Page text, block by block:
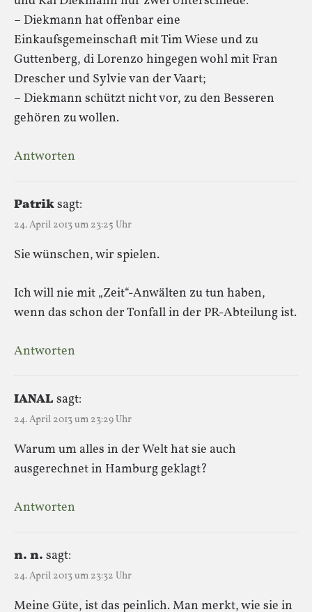
– Diekmann hat offenbar eine
Einkaufsgemeinschaft mit Tim Wiese und zu
Guttenberg, di Lorenzo hingegen wohl mit Fran
Drescher und Sylvie van der Vaart;
– Diekmann schützt nicht vor, zu den Besseren
gehören zu wollen.
Antworten
Patriksagt:
24. April 2013 um 23:25 Uhr
Sie wünschen, wir spielen.
Ich will nie mit „Zeit“-Anwälten zu tun haben,
wenn das schon der Tonfall in der PR-Abteilung ist.
Antworten
IANALsagt:
24. April 2013 um 23:29 Uhr
Warum um alles in der Welt hat sie auch
ausgerechnet in Hamburg geklagt?
Antworten
n. n. sagt:
24. April 2013 um 23:32 Uhr
Meine Güte, ist das peinlich. Man merkt, wie sie in